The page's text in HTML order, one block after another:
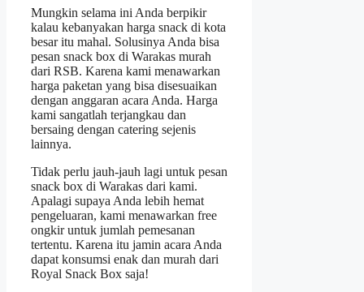
Mungkin selama ini Anda berpikir
kalau kebanyakan harga snack di kota
besar itu mahal. Solusinya Anda bisa
pesan snack box di Warakas murah
dari RSB. Karena kami menawarkan
harga paketan yang bisa disesuaikan
dengan anggaran acara Anda. Harga
kami sangatlah terjangkau dan
bersaing dengan catering sejenis
lainnya.
Tidak perlu jauh-jauh lagi untuk pesan
snack box di Warakas dari kami.
Apalagi supaya Anda lebih hemat
pengeluaran, kami menawarkan free
ongkir untuk jumlah pemesanan
tertentu. Karena itu jamin acara Anda
dapat konsumsi enak dan murah dari
Royal Snack Box saja!